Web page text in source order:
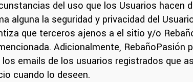
del uso que los Usuarios hacen
alguna la seguridad y privacidad del
que terceros ajenos a el sitio y/o
Adicionalmente, RebañoPasión
emails de los usuarios registrados que
cuando lo deseen.